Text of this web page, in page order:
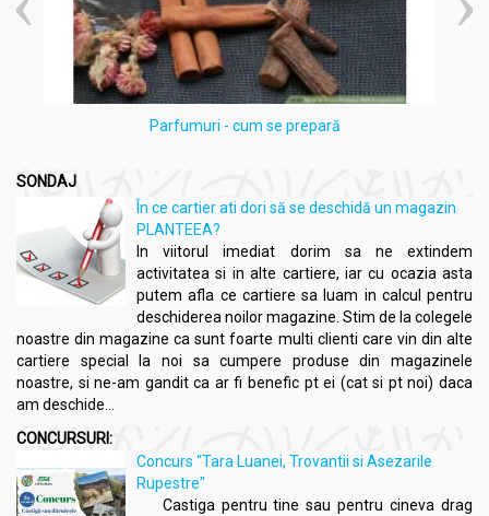
Parfumuri - cum se prepară
SONDAJ
În ce cartier ati dori să se deschidă un magazin
PLANTEEA?
In viitorul imediat dorim sa ne extindem
activitatea si in alte cartiere, iar cu ocazia asta
putem afla ce cartiere sa luam in calcul pentru
deschiderea noilor magazine. Stim de la colegele
noastre din magazine ca sunt foarte multi clienti care vin din alte
cartiere special la noi sa cumpere produse din magazinele
noastre, si ne-am gandit ca ar fi benefic pt ei (cat si pt noi) daca
am deschide...
CONCURSURI:
Concurs "Tara Luanei, Trovantii si Asezarile
Rupestre"
Castiga pentru tine sau pentru cineva drag